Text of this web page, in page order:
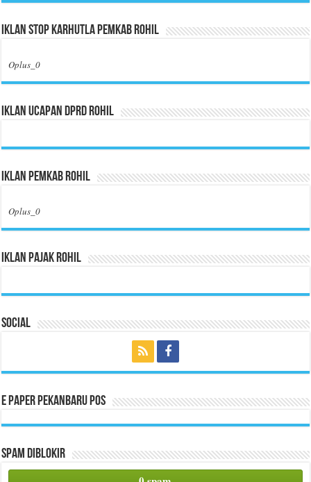
Iklan Stop Karhutla Pemkab Rohil
Oplus_0
Iklan Ucapan DPRD Rohil
Iklan Pemkab Rohil
Oplus_0
Iklan Pajak Rohil
Social
E Paper Pekanbaru Pos
Spam Diblokir